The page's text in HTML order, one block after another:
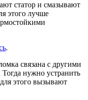
статор и смазывают
этого лучше
.
связана с другими
нужно устранить
этого вызывают